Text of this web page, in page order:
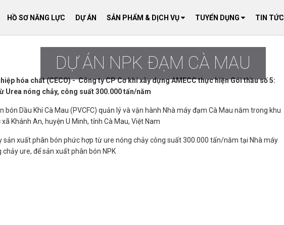
HỒ SƠ NĂNG LỰC DỰ ÁN SẢN PHẨM & DỊCH VỤ TUYỂN DỤNG TIN TỨC
DỰ ÁN NPK ĐẠM CÀ MAU
hóa chất (CECO) - Công ty CP Cơ khí xây dựng AMECC thực hiện Gói thầu số 5:
Urea nóng chảy, công suất 300.000 tấn/năm
bón Dầu Khí Cà Mau (PVCFC) quản lý và vận hành Nhà máy đạm Cà Mau năm trong khu
Khánh An, huyện U Minh, tỉnh Cà Mau, Việt Nam
sản xuất phân bón phức hợp từ ure nóng chảy công suất 300.000 tấn/năm tại Nhà máy
ure, để sản xuất phân bón NPK